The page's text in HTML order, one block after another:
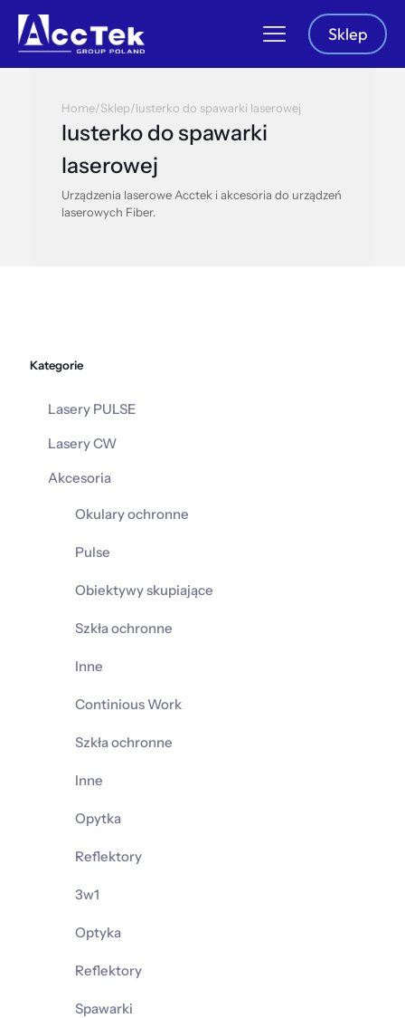
Sklep
Home/Sklep/lusterko do spawarki laserowej
lusterko do spawarki
laserowej
Urządzenia laserowe Acctek i akcesoria do urządzeń
laserowych Fiber.
Kategorie
Lasery PULSE
Lasery CW
Akcesoria
Okulary ochronne
Pulse
Obiektywy skupiające
Szkła ochronne
Inne
Continious Work
Szkła ochronne
Inne
Opytka
Reflektory
3w1
Optyka
Reflektory
Spawarki